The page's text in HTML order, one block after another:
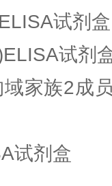
试剂盒
试剂
家族2成
试剂盒